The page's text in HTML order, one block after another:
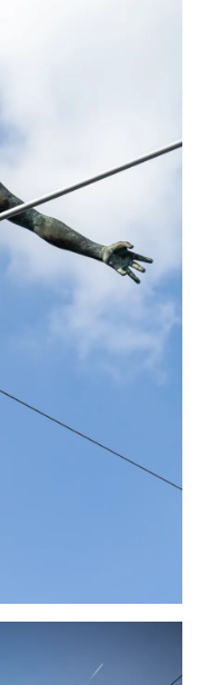
Korcz &
i Goście
2026-10-18